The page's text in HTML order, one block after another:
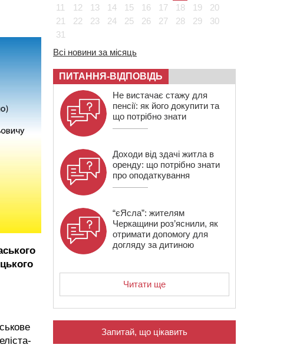
11
12 13 14 15 16 17 18 19
20
21
22 23 24 25 26 27 28 29
30
31
Всі новини за місяць
ПИТАННЯ-ВІДПОВІДЬ
Не вистачає стажу для
пенсії: як його докупити та
що потрібно знати
Доходи від здачі житла в
оренду: що потрібно знати
про оподаткування
“єЯсла”: жителям
Черкащини роз’яснили, як
отримати допомогу для
догляду за дитиною
Читати ще
Запитай, що цікавить